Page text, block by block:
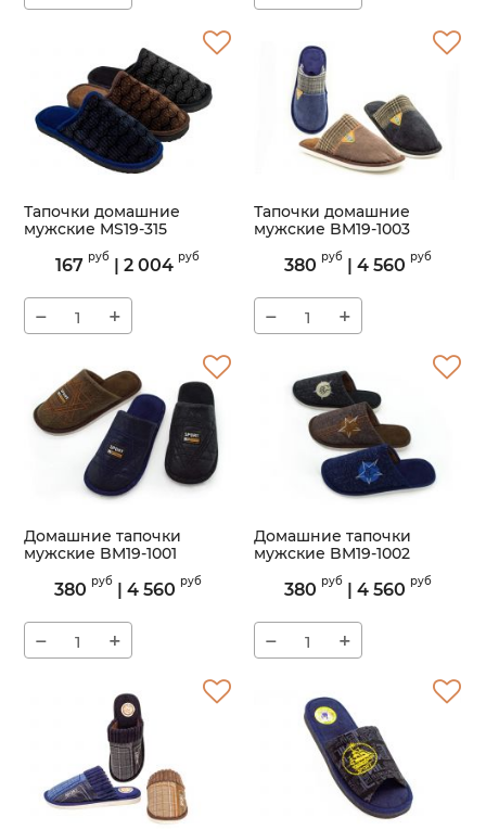
Тапочки домашние
мужские MS19-315
MS19-315
167 руб | 2 004 руб
− +
Тапочки домашние
мужские BM19-1003
BM19-1003
380 руб| 4 560 руб
− +
Домашние тапочки
мужские BM19-1001
BM19-1001
380 руб| 4 560 руб
− +
Домашние тапочки
мужские BM19-1002
BM19-1002
380 руб| 4 560 руб
− +